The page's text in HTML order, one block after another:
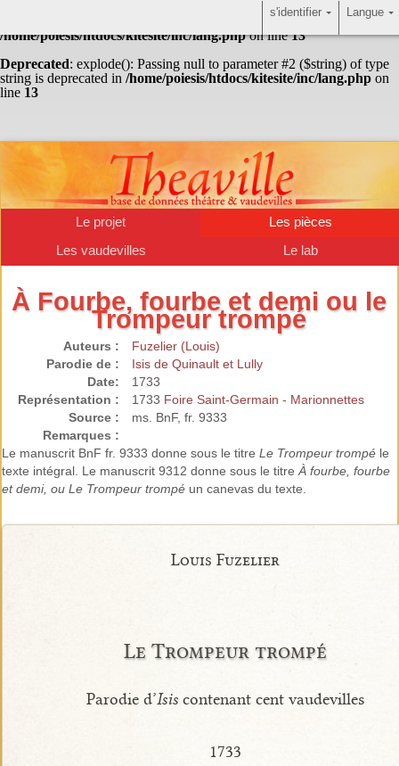
: Undefined array key "HTTP_ACCEPT_LANGUAGE" in
/home/poiesis/htdocs/kitesite/inc/lang.phpon line13
Deprecated: explode(): Passing null to parameter #2 ($string) of type
string is deprecated in /home/poiesis/htdocs/kitesite/inc/lang.php on
line 13
Le projet
Les pièces
Les vaudevilles
Le lab
À Fourbe, fourbe et demi ou le
Trompeur trompé
Auteurs :
Fuzelier (Louis)
Parodie de :
Isis de Quinault et Lully
Date:
1733
Représentation :
1733 Foire Saint-Germain - Marionnettes
Source :
ms. BnF, fr. 9333
Remarques :
Le manuscrit BnF fr. 9333 donne sous le titre Le Trompeur trompéle
texte intégral. Le manuscrit 9312 donne sous le titreÀ fourbe, fourbe
et demi, ou Le Trompeur trompéun canevas du texte.
Louis Fuzelier
Le Trompeur trompé
Parodie d’Isiscontenant cent vaudevilles
1733
Langue
s'identifier